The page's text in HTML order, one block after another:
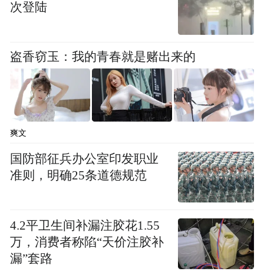
招标公告显示，南屯码头工程将新建防波堤
形成掩护良好的环抱式港池，建设东防波
堤、南防堤（内侧岸壁兼码头）、西防波
堤、北突堤、内突堤，接岸栈桥及接陆平台
及码头配套水、电、通信、照明、灯桩、绿
化、环保等附属设施。防波堤最大水深约
14.2米,码头最大设计水深-4.7米。
拟建设浮码头和配套设施；规划建设旅游客
船和游艇泊位26个；港池水域面积约4.87万
平方米，能够承载2000吨级及以下客船和
次登陆
盗香窃玉：我的青春就是赌出来的
爽文
国防部征兵办公室印发职业
准则，明确25条道德规范
4.2平卫生间补漏注胶花1.55
万，消费者称陷“天价注胶补
漏”套路